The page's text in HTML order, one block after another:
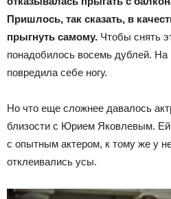
Пришлось, так сказать, в
прыгнуть самому. Чтобы снять
понадобилось восемь дублей. На
повредила себе ногу.
Но что еще сложнее давалось
близости с Юрием Яковлевым.
с опытным актером, к тому же у
отклеивались усы.